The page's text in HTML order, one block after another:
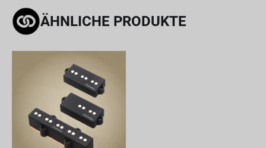
ÄHNLICHE PRODUKTE